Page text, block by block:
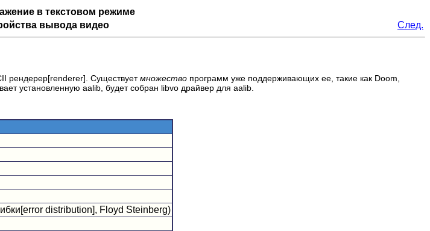
в текстовом режиме
вывода видео След.
рендерер[renderer]. Существуетмножество программ уже поддерживающих ее, такие как Doom,
установленную aalib, будет собран libvo драйвер для aalib.
distribution], Floyd Steinberg)